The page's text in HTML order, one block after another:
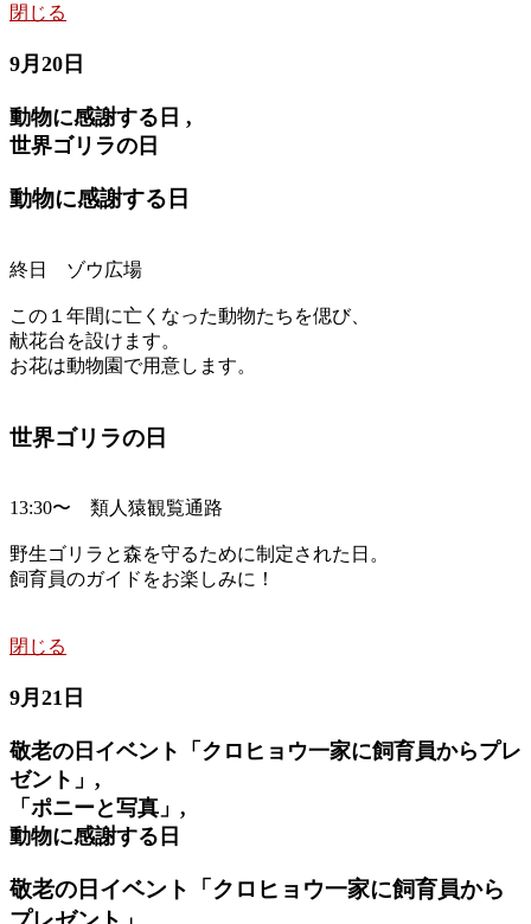
閉じる
9月20日
動物に感謝する日 ,
世界ゴリラの日
動物に感謝する日
終日 ゾウ広場
この１年間に亡くなった動物たちを偲び、
献花台を設けます。
お花は動物園で用意します。
世界ゴリラの日
13:30〜 類人猿観覧通路
野生ゴリラと森を守るために制定された日。
飼育員のガイドをお楽しみに！
閉じる
9月21日
敬老の日イベント「クロヒョウ一家に飼育員からプレ
ゼント」,
「ポニーと写真」,
動物に感謝する日
敬老の日イベント「クロヒョウ一家に飼育員から